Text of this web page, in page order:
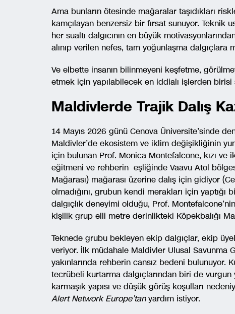
Ama bunların ötesinde mağaralar taşıdıkları
kamçılayan benzersiz bir fırsat sunuyor. Teknik
her sualtı dalgıcının en büyük
alınıp verilen nefes, tam yoğunlaşma dalgıçlara
Ve elbette insanın bilinmeyeni keşfetme,
etmek için yapılabilecek en iddialı işlerden birisi
Maldivlerde Trajik Dalış
14 Mayıs 2026 günü Cenova Üniversite’sinde
Maldivler’de ekosistem ve iklim değişikliğinin
için bulunan Prof. Monica Montefalcone, kızı ve
eğitmeni ve rehberin eşliğinde Vaavu Atol
Mağarası) mağarası üzerine dalış için gidiyor
olmadığını, grubun kendi merakları için
dalgıçlık deneyimi olduğu, Prof.
kişilik grup elli metre derinlikteki Köpekbalığı
Teknede grubu bekleyen ekip dalgıçlar, ekip
veriyor. İlk müdahale Maldivler Ulusal Savunma
yakınlarında rehberin cansız bedeni
tecrübeli kurtarma dalgıçlarından biri de vurgun
karmaşık yapısı ve düşük görüş koşulları
Alert Network Europe’tanyardım istiyor.